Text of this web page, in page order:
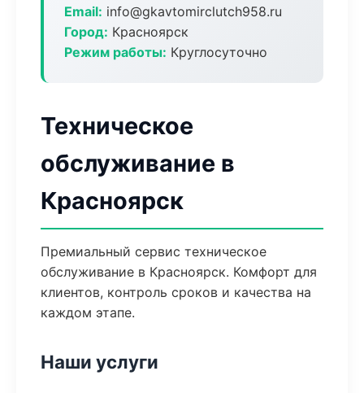
Email: info@gkavtomirclutch958.ru
Город: Красноярск
Режим работы: Круглосуточно
Техническое
обслуживание в
Красноярск
Премиальный сервис техническое
обслуживание в Красноярск. Комфорт для
клиентов, контроль сроков и качества на
каждом этапе.
Наши услуги